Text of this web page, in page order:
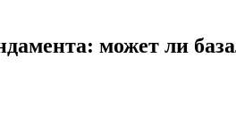
может ли